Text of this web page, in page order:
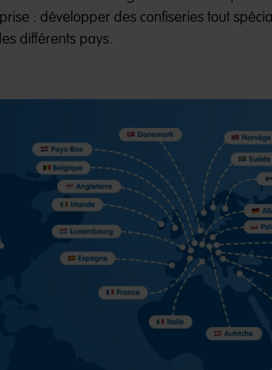
: développer des confiseries tout
différents pays.